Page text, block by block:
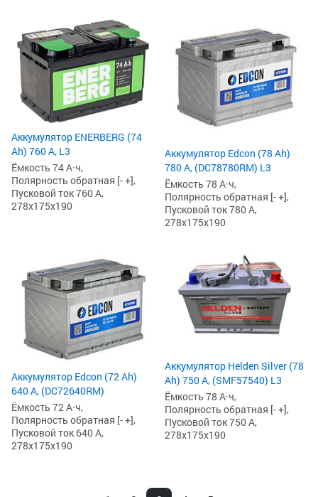
Аккумулятор ENERBERG (74
Ah) 760 А, L3
Ёмкость 74 А·ч,
Полярность обратная [- +],
Пусковой ток 760 А,
278x175x190
Аккумулятор Edcon (78 Ah)
780 А, (DC78780RM) L3
Ёмкость 78 А·ч,
Полярность обратная [- +],
Пусковой ток 780 А,
278x175x190
Аккумулятор Edcon (72 Ah)
640 А, (DC72640RM)
Ёмкость 72 А·ч,
Полярность обратная [- +],
Пусковой ток 640 А,
278x175x190
Аккумулятор Helden Silver (78
Ah) 750 А, (SMF57540) L3
Ёмкость 78 А·ч,
Полярность обратная [- +],
Пусковой ток 750 А,
278x175x190